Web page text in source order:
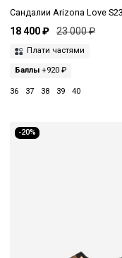
Сандалии Arizona Love
18 400 ₽ 23 000 ₽
Плати частями
Баллы +920 ₽
36 37 38 39 40
-20%